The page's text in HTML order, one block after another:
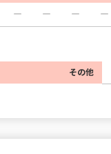
その他